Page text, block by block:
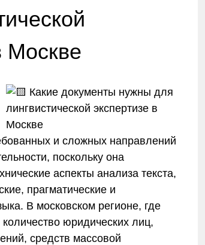
Москве
и сложных направлений
поскольку она
аспекты анализа текста,
прагматические и
В московском регионе, где
юридических лиц,
средств массовой